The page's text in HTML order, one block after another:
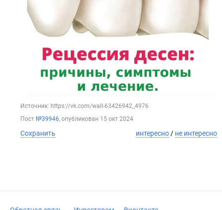
Источник: https://vk.com/wall-63426942_4976
Пост №39946, опубликован 15 окт 2024
Сохранить интересно / не интересно